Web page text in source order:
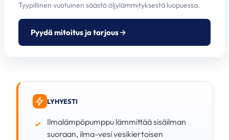
Tyypillinen vuotuinen säästö öljylämmityksestä luopuessa.
Pyydä mitoitus ja tarjous
LYHYESTI
Ilmalämpöpumppu lämmittää sisäilman
suoraan, ilma-vesi vesikiertoisen